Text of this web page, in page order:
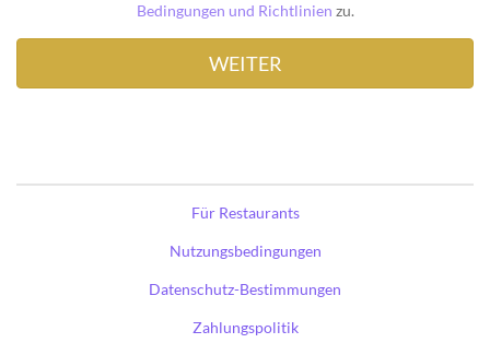
Bedingungen und Richtlinien zu.
Für Restaurants
Nutzungsbedingungen
Datenschutz-Bestimmungen
Zahlungspolitik